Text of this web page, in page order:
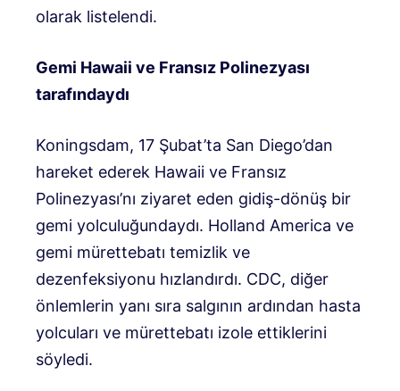
olarak listelendi.
Gemi Hawaii ve Fransız Polinezyası
tarafındaydı
Koningsdam, 17 Şubat’ta San Diego’dan
hareket ederek Hawaii ve Fransız
Polinezyası’nı ziyaret eden gidiş-dönüş bir
gemi yolculuğundaydı. Holland America ve
gemi mürettebatı temizlik ve
dezenfeksiyonu hızlandırdı. CDC, diğer
önlemlerin yanı sıra salgının ardından hasta
yolcuları ve mürettebatı izole ettiklerini
söyledi.